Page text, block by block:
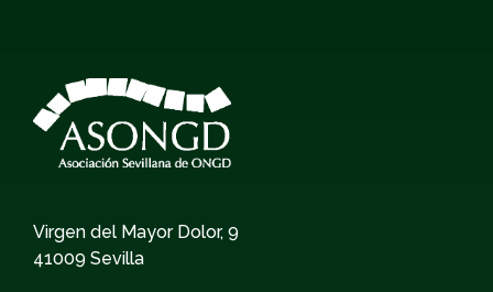
Virgen del Mayor Dolor, 9
41009 Sevilla